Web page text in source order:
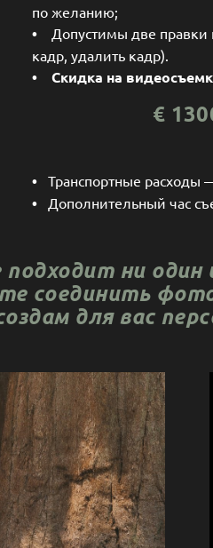
по желанию;
•
Допустимы две правки
кадр, удалить кадр).
• Скидка на
€
• Транспортные расходы
• Дополнительный час
подходит ни
соединить
для вас